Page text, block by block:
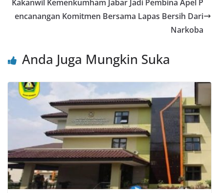
o
k
p
Kakanwil Kemenkumham Jabar Jadi Pembina Apel P
encanangan Komitmen Bersama Lapas Bersih Dari
Narkoba
Anda Juga Mungkin Suka